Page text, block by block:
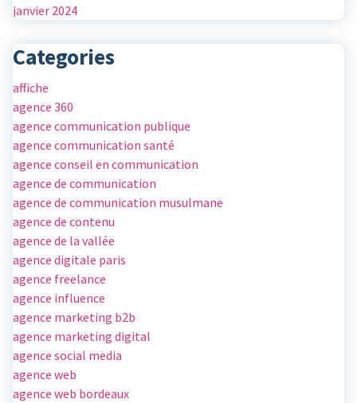
janvier 2024
Categories
affiche
agence 360
agence communication publique
agence communication santé
agence conseil en communication
agence de communication
agence de communication musulmane
agence de contenu
agence de la vallée
agence digitale paris
agence freelance
agence influence
agence marketing b2b
agence marketing digital
agence social media
agence web
agence web bordeaux